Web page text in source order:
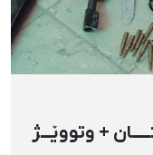
+ وتووێـــژ